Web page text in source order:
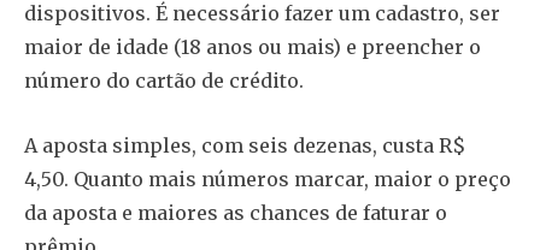
dispositivos. É necessário fazer um cadastro, ser
maior de idade (18 anos ou mais) e preencher o
número do cartão de crédito.
A aposta simples, com seis dezenas, custa R$
4,50. Quanto mais números marcar, maior o preço
da aposta e maiores as chances de faturar o